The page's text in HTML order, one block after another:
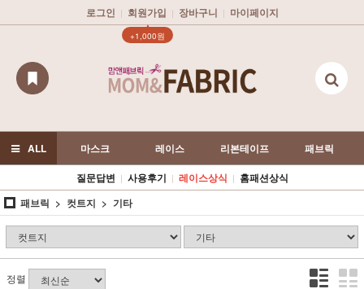
로그인 | 회원가입 |
▲
+1,000원
장바구니 | 마이페이지
ALL 마스크 레이스 리본테이프
패브릭
질문답변 | 사용후기 | 레이스상식 | 홈패션상식
패브릭
컷트지 기타
정렬